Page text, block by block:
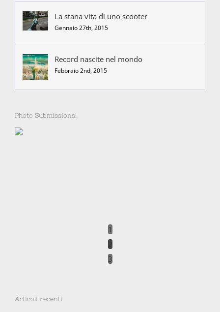
La stana vita di uno scooter
Gennaio 27th, 2015
Record nascite nel mondo
Febbraio 2nd, 2015
Photo Submissions!
1
3
Articoli recenti